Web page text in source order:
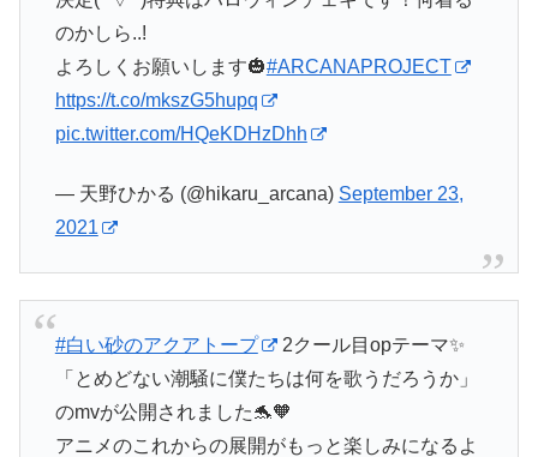
のかしら..!
よろしくお願いします🎃#ARCANAPROJECT
https://t.co/mkszG5hupq
pic.twitter.com/HQeKDHzDhh
— 天野ひかる (@hikaru_arcana) September 23,
2021
#白い砂のアクアトープ
2クール目opテーマ✨
「とめどない潮騒に僕たちは何を歌うだろうか」
のmvが公開されました🐬🧡
アニメのこれからの展開がもっと楽しみになるよ